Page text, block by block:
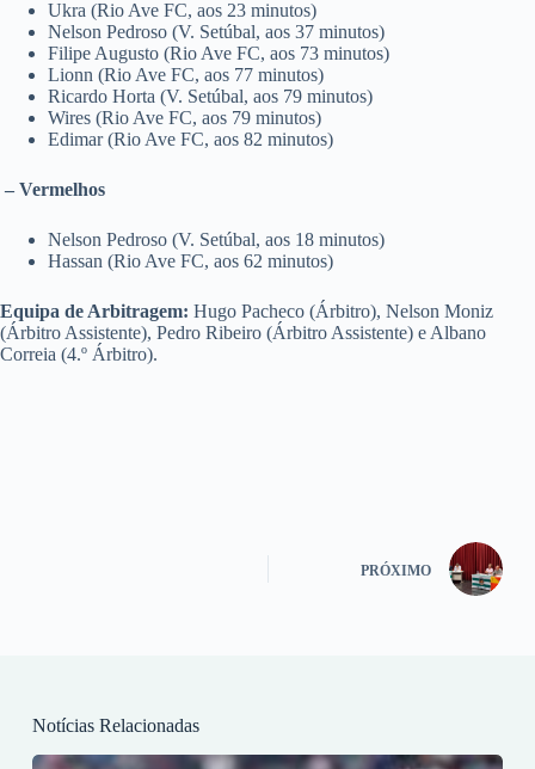
Ukra (Rio Ave FC, aos 23 minutos)
Nelson Pedroso (V. Setúbal, aos 37 minutos)
Filipe Augusto (Rio Ave FC, aos 73 minutos)
Lionn (Rio Ave FC, aos 77 minutos)
Ricardo Horta (V. Setúbal, aos 79 minutos)
Wires (Rio Ave FC, aos 79 minutos)
Edimar (Rio Ave FC, aos 82 minutos)
– Vermelhos
Nelson Pedroso (V. Setúbal, aos 18 minutos)
Hassan (Rio Ave FC, aos 62 minutos)
Equipa de Arbitragem: Hugo Pacheco (Árbitro), Nelson Moniz
(Árbitro Assistente), Pedro Ribeiro (Árbitro Assistente) e Albano
Correia (4.º Árbitro).
PRÓXIMO
Notícias Relacionadas